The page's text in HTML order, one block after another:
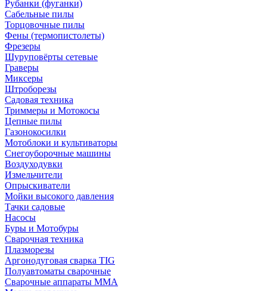
Рубанки (фуганки)
Сабельные пилы
Торцовочные пилы
Фены (термопистолеты)
Фрезеры
Шуруповёрты сетевые
Граверы
Миксеры
Штроборезы
Садовая техника
Триммеры и Мотокосы
Цепные пилы
Газонокосилки
Мотоблоки и культиваторы
Снегоуборочные машины
Воздуходувки
Измельчители
Опрыскиватели
Мойки высокого давления
Тачки садовые
Насосы
Буры и Мотобуры
Сварочная техника
Плазморезы
Аргонодуговая сварка TIG
Полуавтоматы сварочные
Сварочные аппараты ММА